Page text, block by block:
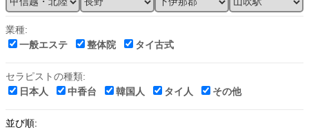
業種:
一般エステ
整体院 タイ古式
セラピストの種類:
日本人
中香台 韓国人 タイ人 その他
並び順: